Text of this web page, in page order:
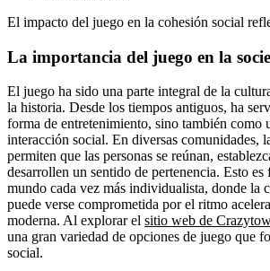
El impacto del juego en la cohesión social
La importancia del juego en la
El juego ha sido una parte integral de la
la historia. Desde los tiempos antiguos, ha
forma de entretenimiento, sino también como
interacción social. En diversas comunidades,
permiten que las personas se reúnan,
desarrollen un sentido de pertenencia. Esto es
mundo cada vez más individualista, donde la
puede verse comprometida por el ritmo
moderna. Al explorar el sitio web de
una gran variedad de opciones de juego que
social.